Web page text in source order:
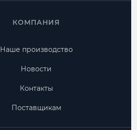
КОМПАНИЯ
Наше производство
Новости
Контакты
Поставщикам